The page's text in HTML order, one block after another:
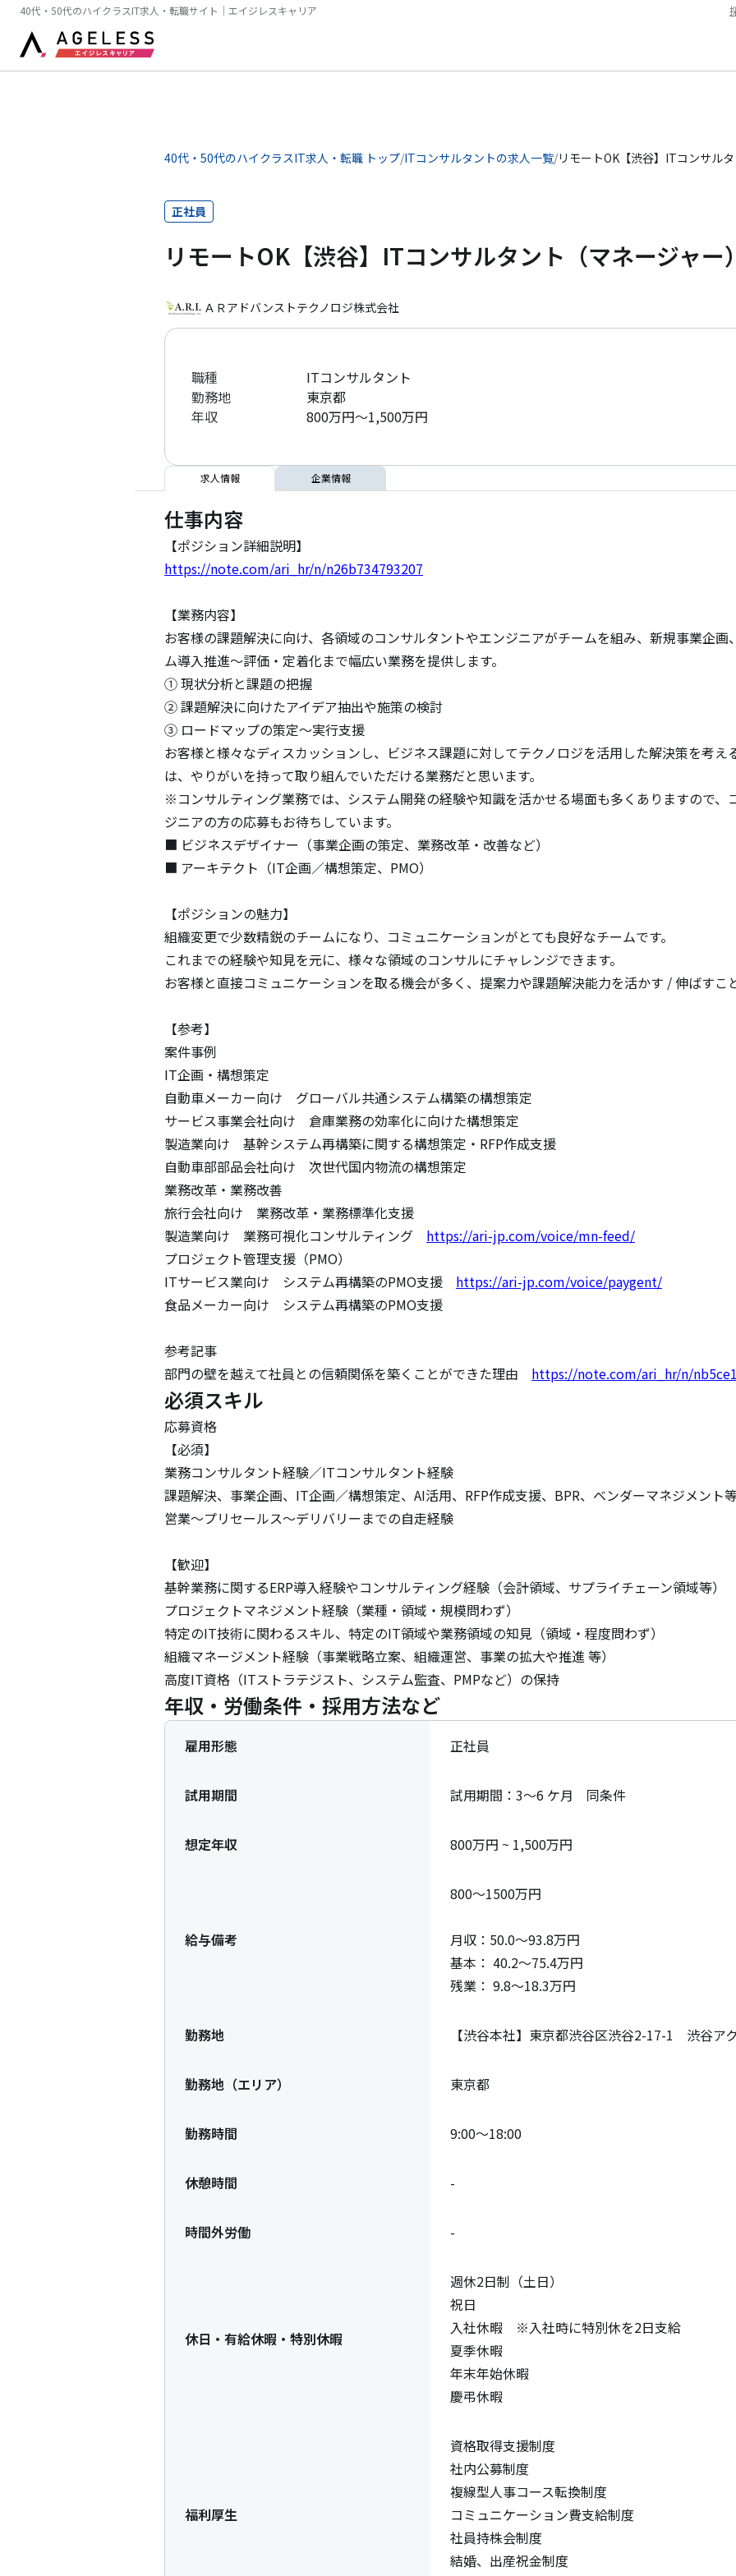
40代・50代のハイクラスIT求人・転職サイト｜エイジレスキャリア
40代・50代のハイクラスIT求人・転職 トップ/ITコンサルタントの求人一覧/リモートOK【渋谷】ITコンサルタ
正社員
リモートOK【渋谷】ITコンサルタント（マネージャー）
ＡＲアドバンストテクノロジ株式会社
職種
ITコンサルタント
勤務地
東京都
年収
800万円～1,500万円
求人情報 企業情報
仕事内容
https://note.com/ari_hr/n/n26b734793207
【業務内容】
お客様の課題解決に向け、各領域のコンサルタントやエンジニアがチームを組み、新規事業企
ム導入推進～評価・定着化まで幅広い業務を提供します。
① 現状分析と課題の把握
② 課題解決に向けたアイデア抽出や施策の検討
③ ロードマップの策定～実行支援
お客様と様々なディスカッションし、ビジネス課題に対してテクノロジを活用した解決策を考え
は、やりがいを持って取り組んでいただける業務だと思います。
※コンサルティング業務では、システム開発の経験や知識を活かせる場面も多くありますので、
ジニアの方の応募もお待ちしています。
■ ビジネスデザイナー（事業企画の策定、業務改革・改善など）
■ アーキテクト（IT企画／構想策定、PMO）
【ポジションの魅力】
組織変更で少数精鋭のチームになり、コミュニケーションがとても良好なチームです。
これまでの経験や知見を元に、様々な領域のコンサルにチャレンジできます。
お客様と直接コミュニケーションを取る機会が多く、提案力や課題解決能力を活かす / 伸ばすこ
【参考】
案件事例
IT企画・構想策定
自動車メーカー向け　グローバル共通システム構築の構想策定
サービス事業会社向け　倉庫業務の効率化に向けた構想策定
製造業向け　基幹システム再構築に関する構想策定・RFP作成支援
自動車部部品会社向け　次世代国内物流の構想策定
業務改革・業務改善
旅行会社向け　業務改革・業務標準化支援
製造業向け　業務可視化コンサルティング https://ari-jp.com/voice/mn-feed/
プロジェクト管理支援（PMO）
ITサービス業向け　システム再構築のPMO支援 https://ari-jp.com/voice/paygent/
食品メーカー向け　システム再構築のPMO支援
参考記事
部門の壁を越えて社員との信頼関係を築くことができた理由 https://note.com/ari_hr/n/
必須スキル
応募資格
【必須】
業務コンサルタント経験／ITコンサルタント経験
課題解決、事業企画、IT企画／構想策定、AI活用、RFP作成支援、BPR、ベンダーマネジメント
営業～プリセールス～デリバリーまでの自走経験
【歓迎】
基幹業務に関するERP導入経験やコンサルティング経験（会計領域、サプライチェーン領域等）
プロジェクトマネジメント経験（業種・領域・規模問わず）
特定のIT技術に関わるスキル、特定のIT領域や業務領域の知見（領域・程度問わず）
組織マネージメント経験（事業戦略立案、組織運営、事業の拡大や推進 等）
高度IT資格（ITストラテジスト、システム監査、PMPなど）の保持
年収・労働条件・採用方法など
雇用形態 正社員
試用期間 試用期間：3～6 ケ月　同条件
想定年収 800万円 ~ 1,500万円
給与備考
800～1500万円
月収：50.0～93.8万円
基本： 40.2～75.4万円
残業： 9.8～18.3万円
勤務地 【渋谷本社】東京都渋谷区渋谷2-17-1　渋谷ア
勤務地（エリア） 東京都
勤務時間 9:00～18:00
休憩時間 -
時間外労働 -
休日・有給休暇・特別休暇
週休2日制（土日）
祝日
入社休暇　※入社時に特別休を2日支給
夏季休暇
年末年始休暇
慶弔休暇
福利厚生
資格取得支援制度
社内公募制度
複線型人事コース転換制度
コミュニケーション費支給制度
社員持株会制度
結婚、出産祝金制度